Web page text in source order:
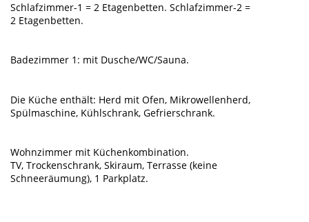
Schlafzimmer-1 = 2 Etagenbetten. Schlafzimmer-2 =
2 Etagenbetten.
Badezimmer 1: mit Dusche/WC/Sauna.
Die Küche enthält: Herd mit Ofen, Mikrowellenherd,
Spülmaschine, Kühlschrank, Gefrierschrank.
Wohnzimmer mit Küchenkombination.
TV, Trockenschrank, Skiraum, Terrasse (keine
Schneeräumung), 1 Parkplatz.